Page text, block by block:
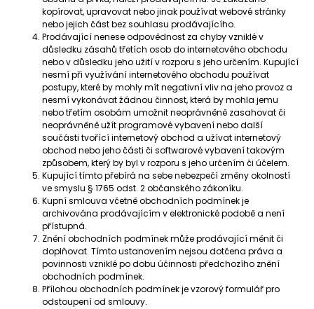
kopírovat, upravovat nebo jinak používat webové stránky
nebo jejich část bez souhlasu prodávajícího.
Prodávající nenese odpovědnost za chyby vzniklé v
důsledku zásahů třetích osob do internetového obchodu
nebo v důsledku jeho užití v rozporu s jeho určením. Kupující
nesmí při využívání internetového obchodu používat
postupy, které by mohly mít negativní vliv na jeho provoz a
nesmí vykonávat žádnou činnost, která by mohla jemu
nebo třetím osobám umožnit neoprávněně zasahovat či
neoprávněně užít programové vybavení nebo další
součásti tvořící internetový obchod a užívat internetový
obchod nebo jeho části či softwarové vybavení takovým
způsobem, který by byl v rozporu s jeho určením či účelem.
Kupující tímto přebírá na sebe nebezpečí změny okolností
ve smyslu § 1765 odst. 2 občanského zákoníku.
Kupní smlouva včetně obchodních podmínek je
archivována prodávajícím v elektronické podobě a není
přístupná.
Znění obchodních podmínek může prodávající měnit či
doplňovat. Tímto ustanovením nejsou dotčena práva a
povinnosti vzniklé po dobu účinnosti předchozího znění
obchodních podmínek.
Přílohou obchodních podmínek je vzorový formulář pro
odstoupení od smlouvy.